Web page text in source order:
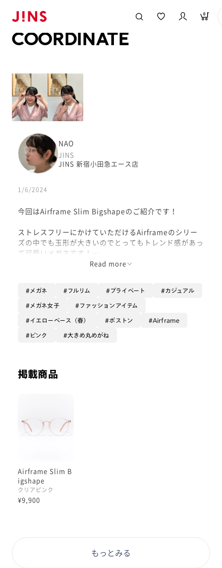
0
COORDINATE
NAO
JINS
JINS 新宿小田急エース店
1/6/2024
今回はAirframe Slim Bigshapeのご紹介です！
ストレスフリーにかけていただけるAirframeのシリー
ズの中でも玉形が大きいのでとってもトレンド感があっ
て可愛いメガネです！
もオススメです✨
ピンクの洋服持っている方とかだととっても合わせやす
鼻のところの金属で上品になっているところも素敵なフ
是非お試しください！
Read more
メガネ フルリム プライベート カジュアル
メガネ女子 ファッションアイテム
イエローベース（春） ボストン Airframe
ピンク 大きめ丸めがね
掲載商品
Airframe Slim B
igshape
クリアピンク
¥9,900
もっとみる